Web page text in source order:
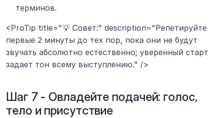
терминов.
<ProTip title="💡 Совет:" description="Репетируйте
первые 2 минуты до тех пор, пока они не будут
звучать абсолютно естественно; уверенный старт
задает тон всему выступлению." />
Шаг 7 - Овладейте подачей: голос,
тело и присутствие